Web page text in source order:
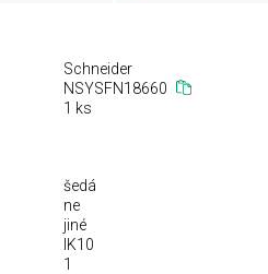
Schneider
NSYSFN18660
1 ks
šedá
ne
jiné
IK10
1